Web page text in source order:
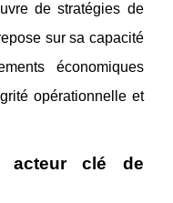
de stratégies de
sur sa capacité
économiques
opérationnelle et
acteur clé de